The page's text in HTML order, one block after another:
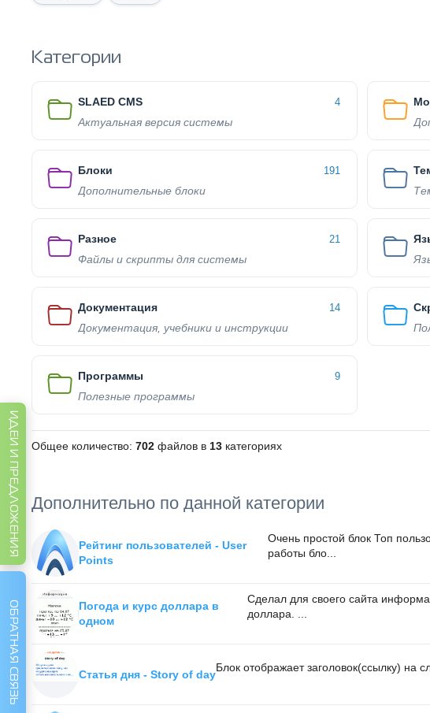
Категории
SLAED CMS 4
Актуальная версия системы
Блоки 191
Дополнительные блоки
Разное 21
Файлы и скрипты для системы
Документация 14
Документация, учебники и инструкции
Программы 9
Полезные программы
Общее количество: 702 файлов в 13 категориях
Дополнительно по данной категории
Рейтинг пользователей - User
Points
Очень простой блок Топ
работы бло...
Погода и курс доллара в
одном
Сделал для своего сайта
доллара. ...
Статья дня - Story of day
Блок отображает заголовок(ссылку) на
ИДЕИ И ПРЕДЛОЖЕНИЯ
ОБРАТНАЯ СВЯЗЬ